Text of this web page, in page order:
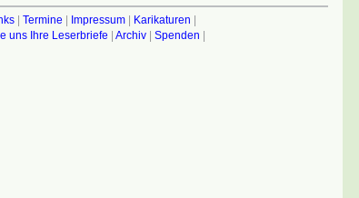
| Termine | Impressum| Karikaturen |
uns Ihre Leserbriefe | Archiv| Spenden |